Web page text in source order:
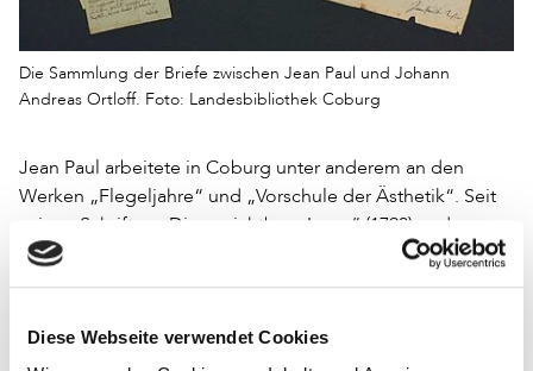
Diese Webseite verwendet Cookies
Die Sammlung der Briefe zwischen Jean Paul und Johann
Andreas Ortloff. Foto: Landesbibliothek Coburg
Jean Paul arbeitete in Coburg unter anderem an den
Werken „Flegeljahre“ und „Vorschule der Ästhetik“. Seit
seinen Schriften „Die unsichtbare Loge“ (1793) und
„Hesperus“ (1795) war Jean Paul ein berühmter und
vielgelesener Schriftsteller. Sein unstetes Leben hatte ihn
Weimar und Berlin geführt. Später wohnte er mit seiner